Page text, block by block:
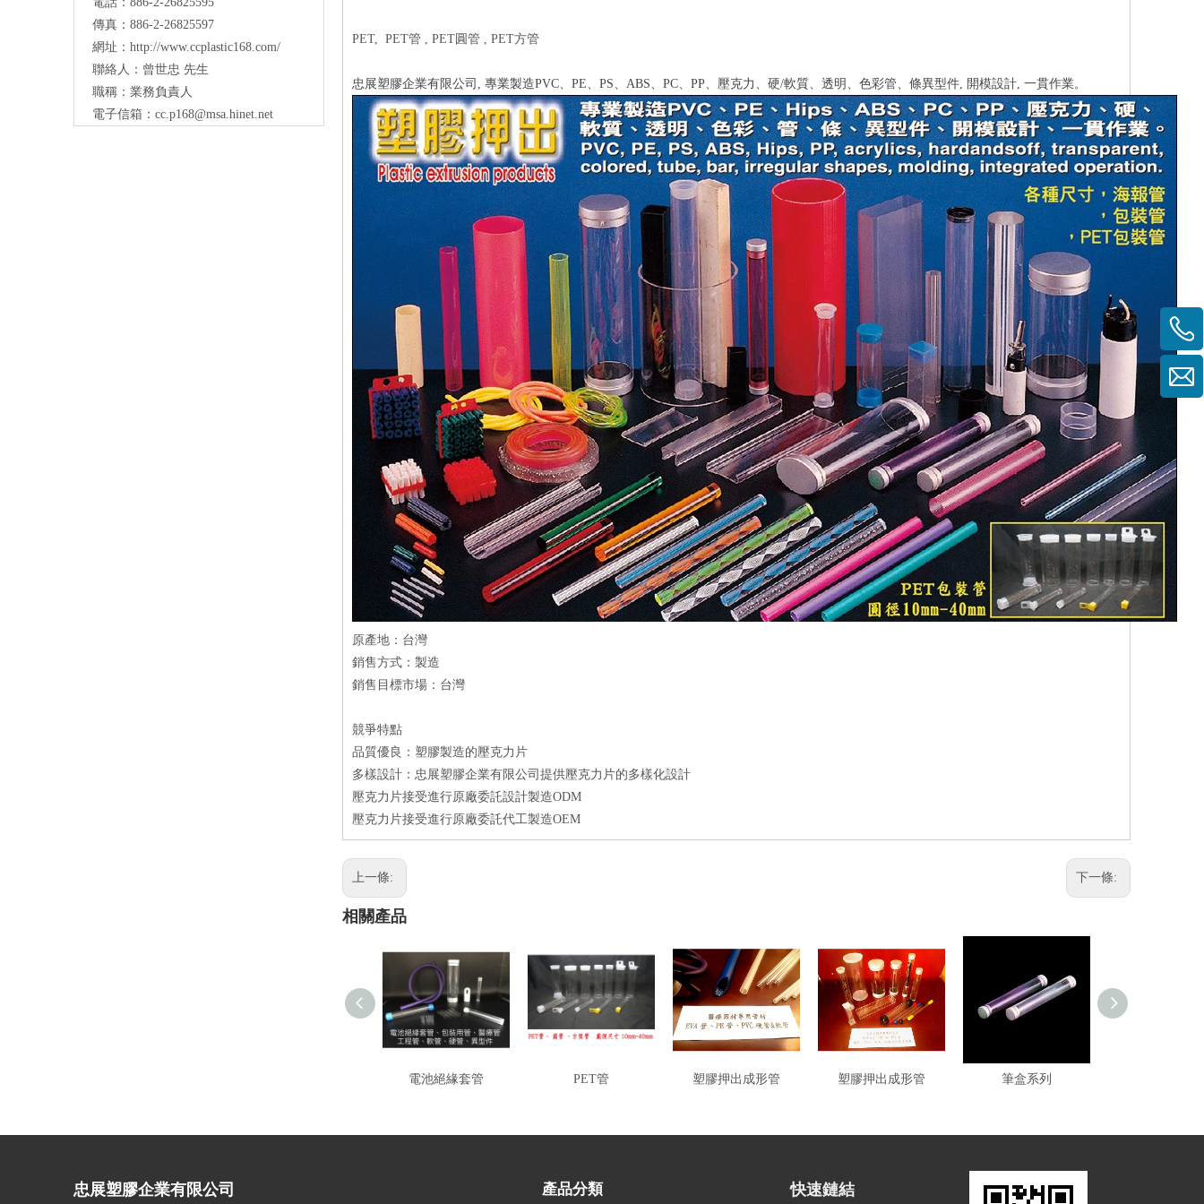
傳真：886-2-26825597
網址： http://www.ccplastic168.com/
聯絡人：曾世忠 先生
職稱：業務負責人
電子信箱： cc.p168@msa.hinet.net
PET, PET管 , PET圓管 , PET方管
忠展塑膠企業有限公司, 專業製造PVC、PE、PS、ABS、PC、PP、壓克力、硬/軟質、透明、色彩管、條異型件, 開模設計, 一貫作業。
原產地：台灣
銷售方式：製造
銷售目標市場：台灣
競爭特點
品質優良：塑膠製造的壓克力片
多樣設計：忠展塑膠企業有限公司提供壓克力片的多樣化設計
壓克力片接受進行原廠委託設計製造ODM
壓克力片接受進行原廠委託代工製造OEM
上一條: 下一條:
相關產品
電池絕緣套管 PET管 塑膠押出成形管 塑膠押出成形管 筆盒系列
忠展塑膠企業有限公司 產品分類 快速鏈結